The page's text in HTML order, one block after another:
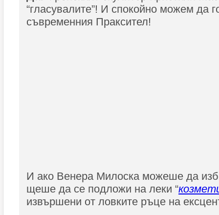
“гласувалите”! И спокойно можем да
съвременния Праксител!
И ако Венера Милоска можеше да
щеше да се подложи на леки “
извършени от ловките ръце на